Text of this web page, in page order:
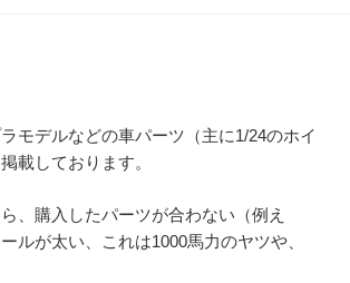
モデルなどの車パーツ（主に1/24のホイ
載しております。
、購入したパーツが合わない（例え
ルが太い、これは1000馬力のヤツや、